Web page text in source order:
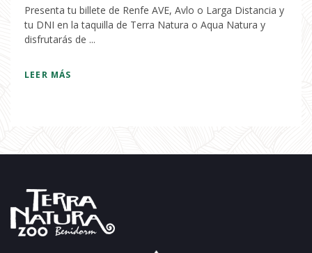
Presenta tu billete de Renfe AVE, Avlo o Larga Distancia y
tu DNI en la taquilla de Terra Natura o Aqua Natura y
disfrutarás de ...
LEER MÁS